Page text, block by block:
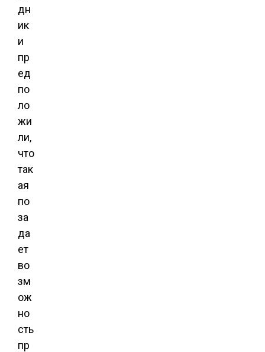
дн
ик
и
пр
ед
по
ло
жи
ли,
что
так
ая
по
за
да
ет
во
зм
ож
но
сть
пр